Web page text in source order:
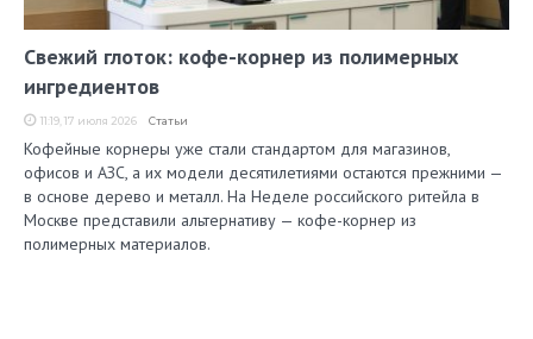
Свежий глоток: кофе-корнер из полимерных
ингредиентов
11:19, 17 июля 2026 Статьи
Кофейные корнеры уже стали стандартом для магазинов,
офисов и АЗС, а их модели десятилетиями остаются прежними —
в основе дерево и металл. На Неделе российского ритейла в
Москве представили альтернативу — кофе-корнер из
полимерных материалов.